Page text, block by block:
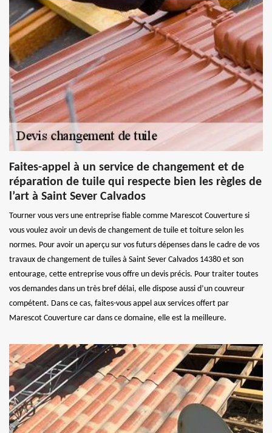
Faites-appel à un service de changement et de
réparation de tuile qui respecte bien les règles de
l’art à Saint Sever Calvados
Tourner vous vers une entreprise fiable comme Marescot Couverture si
vous voulez avoir un devis de changement de tuile et toiture selon les
normes. Pour avoir un aperçu sur vos futurs dépenses dans le cadre de vos
travaux de changement de tuiles à Saint Sever Calvados 14380 et son
entourage, cette entreprise vous offre un devis précis. Pour traiter toutes
vos demandes dans un très bref délai, elle dispose aussi d’un couvreur
compétent. Dans ce cas, faites-vous appel aux services offert par
Marescot Couverture car dans ce domaine, elle est la meilleure.